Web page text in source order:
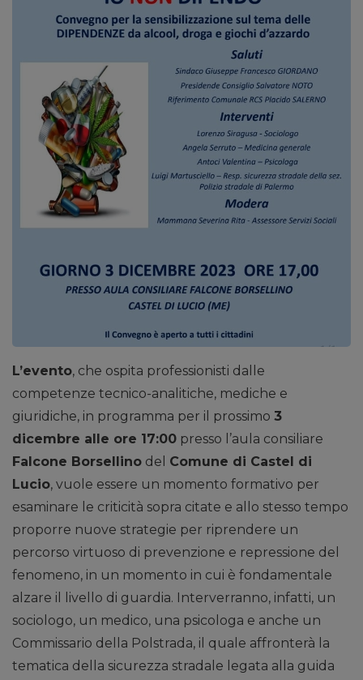
L’evento, che ospita professionisti dalle
competenze tecnico-analitiche, mediche e
giuridiche, in programma per il prossimo 3
dicembre alle ore 17:00 presso l’aula consiliare
Falcone Borsellino del Comune di Castel di
Lucio, vuole essere un momento formativo per
esaminare le criticità sopra citate e allo stesso tempo
proporre nuove strategie per riprendere un
percorso virtuoso di prevenzione e repressione del
fenomeno, in un momento in cui è fondamentale
alzare il livello di guardia. Interverranno, infatti, un
sociologo, un medico, una psicologa e anche un
Commissario della Polstrada, il quale affronterà la
tematica della sicurezza stradale legata alla guida